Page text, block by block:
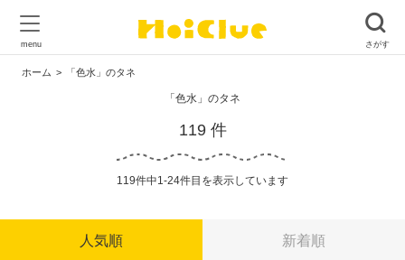
ホーム 「色水」のタネ
「色水」のタネ
119 件
119件中1-24件目を表示しています
人気順 新着順